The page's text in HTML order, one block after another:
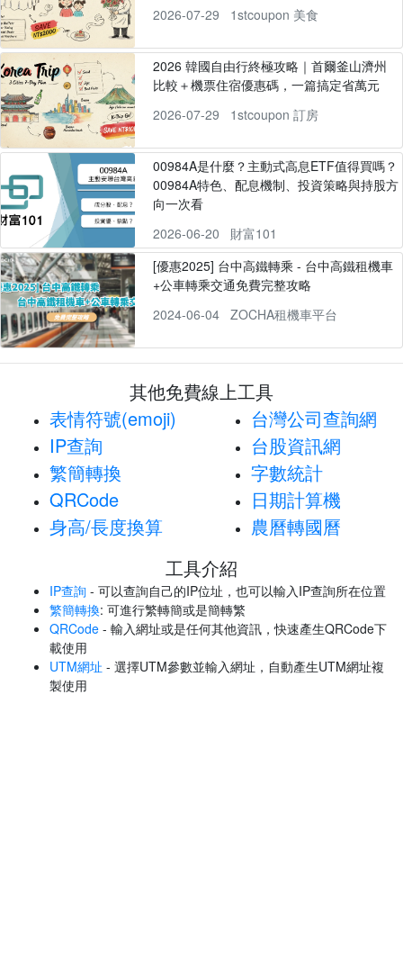
2026-07-29
1stcoupon 美食
2026 韓國自由行終極攻略｜首爾釜山濟州
比較＋機票住宿優惠碼，一篇搞定省萬元
2026-07-29
1stcoupon 訂房
00984A是什麼？主動式高息ETF值得買嗎？
00984A特色、配息機制、投資策略與持股方
向一次看
2026-06-20
財富101
[優惠2025] 台中高鐵轉乘 - 台中高鐵租機車
+公車轉乘交通免費完整攻略
2024-06-04
ZOCHA租機車平台
其他免費線上工具
表情符號(emoji)
IP查詢
繁簡轉換
QRCode
身高/長度換算
台灣公司查詢網
台股資訊網
字數統計
日期計算機
農曆轉國曆
工具介紹
IP查詢 - 可以查詢自己的IP位址，也可以輸入IP查詢所在位置
繁簡轉換: 可進行繁轉簡或是簡轉繁
QRCode - 輸入網址或是任何其他資訊，快速產生QRCode下
載使用
UTM網址 - 選擇UTM參數並輸入網址，自動產生UTM網址複
製使用